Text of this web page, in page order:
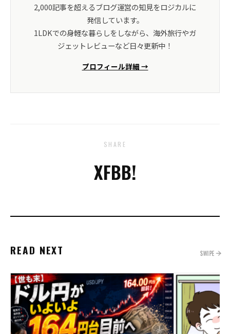
2,000記事を超えるブログ運営の知見をロジカルに
発信しています。
1LDKでの身軽な暮らしをしながら、海外旅行やガ
ジェットレビューなど日々更新中！
プロフィール詳細 →
SHARE
XFBB!
READ NEXT SWIPE